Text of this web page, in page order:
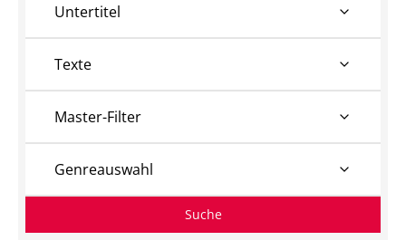
Untertitel
Texte
Master-Filter
Genreauswahl
Suche